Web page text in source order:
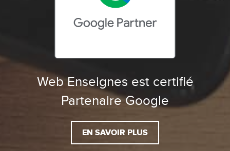
Web Enseignes est certifié
Partenaire Google
EN SAVOIR PLUS